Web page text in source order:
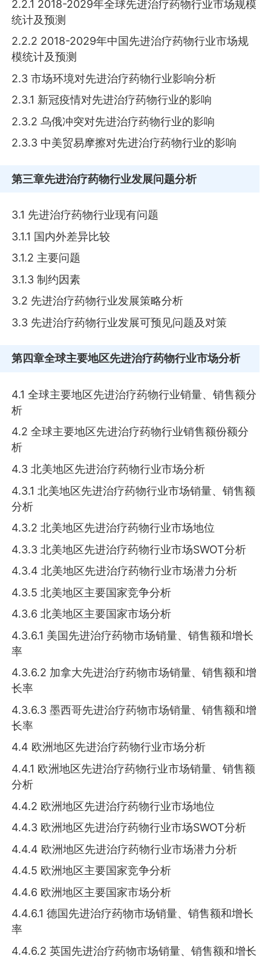
2.2.1 2018-2029年全球先进治疗药物行业市场规模
统计及预测
2.2.2 2018-2029年中国先进治疗药物行业市场规
模统计及预测
2.3 市场环境对先进治疗药物行业影响分析
2.3.1 新冠疫情对先进治疗药物行业的影响
2.3.2 乌俄冲突对先进治疗药物行业的影响
2.3.3 中美贸易摩擦对先进治疗药物行业的影响
第三章先进治疗药物行业发展问题分析
3.1 先进治疗药物行业现有问题
3.1.1 国内外差异比较
3.1.2 主要问题
3.1.3 制约因素
3.2 先进治疗药物行业发展策略分析
3.3 先进治疗药物行业发展可预见问题及对策
第四章全球主要地区先进治疗药物行业市场分析
4.1 全球主要地区先进治疗药物行业销量、销售额分
析
4.2 全球主要地区先进治疗药物行业销售额份额分
析
4.3 北美地区先进治疗药物行业市场分析
4.3.1 北美地区先进治疗药物行业市场销量、销售额
分析
4.3.2 北美地区先进治疗药物行业市场地位
4.3.3 北美地区先进治疗药物行业市场SWOT分析
4.3.4 北美地区先进治疗药物行业市场潜力分析
4.3.5 北美地区主要国家竞争分析
4.3.6 北美地区主要国家市场分析
4.3.6.1 美国先进治疗药物市场销量、销售额和增长
率
4.3.6.2 加拿大先进治疗药物市场销量、销售额和增
长率
4.3.6.3 墨西哥先进治疗药物市场销量、销售额和增
长率
4.4 欧洲地区先进治疗药物行业市场分析
4.4.1 欧洲地区先进治疗药物行业市场销量、销售额
分析
4.4.2 欧洲地区先进治疗药物行业市场地位
4.4.3 欧洲地区先进治疗药物行业市场SWOT分析
4.4.4 欧洲地区先进治疗药物行业市场潜力分析
4.4.5 欧洲地区主要国家竞争分析
4.4.6 欧洲地区主要国家市场分析
4.4.6.1 德国先进治疗药物市场销量、销售额和增长
率
4.4.6.2 英国先进治疗药物市场销量、销售额和增长